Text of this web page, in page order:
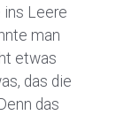
ins Leere
man
etwas
das die
das